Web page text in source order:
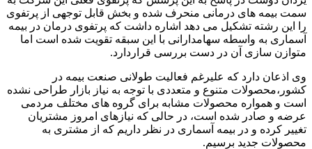
سمت بیمه های درمانی منحرف شده و بخش قابل توجهی از پرتفوی
را این رشته تشکیل می دهد اشاره داشت که پرتفوی درمان در بیمه
آسماری به واسطه سهامدارانی با این سبقه تقویت شده است اما
متوازن سازی آن در دست بررسی قراردارد.
وی اذعان دارد که علیرغم فعالیت طولانی صنعت بیمه در
کشور،محصولات متنوع و متعددی با توجه به نیاز بازار طراحی نشده
است و همواره محصولات مشابه برای گروه های مختلف مردمی
عرضه و صادر شده است، در حالی که نیازهای امروز مشتریان
تغییر کرده و در بیمه آسماری در نظر داریم که از مشتری به
محصولات جدید برسیم.